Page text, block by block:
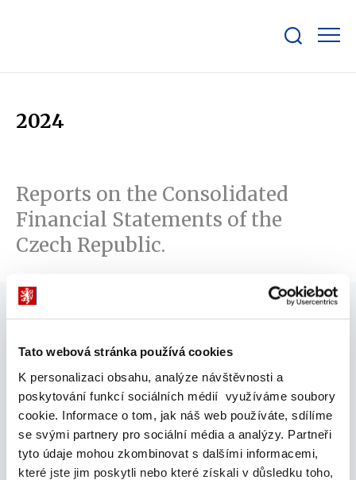
Tato webová stránka používá cookies
K personalizaci obsahu, analýze návštěvnosti a
poskytování funkcí sociálních médií využíváme soubory
cookie. Informace o tom, jak náš web používáte, sdílíme
se svými partnery pro sociální média a analýzy. Partneři
tyto údaje mohou zkombinovat s dalšími informacemi,
které jste jim poskytli nebo které získali v důsledku toho,
bar
2024
Reports on the Consolidated
Financial Statements of the
Czech Republic.
Home
Regulation and Taxes
Consolidated Financial Statements of the Czech
Republic for the 2024 Accounting Period
16. January 2026